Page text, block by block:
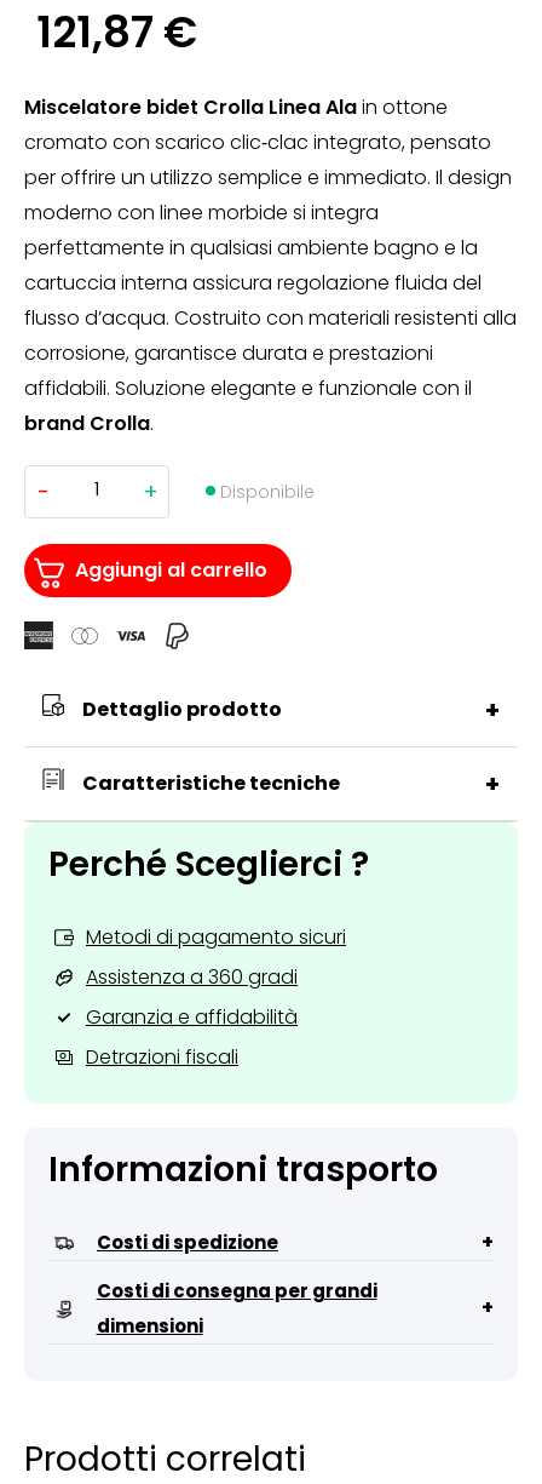
121,87 €
Miscelatore bidet Crolla Linea Alain ottone
cromato con scarico clic‑clac integrato, pensato
per offrire un utilizzo semplice e immediato. Il design
moderno con linee morbide si integra
perfettamente in qualsiasi ambiente bagno e la
cartuccia interna assicura regolazione fluida del
flusso d’acqua. Costruito con materiali resistenti alla
corrosione, garantisce durata e prestazioni
affidabili. Soluzione elegante e funzionale con il
brand Crolla.
-
Miscelatore
Con
Scarico
Clac
Crolla
Ala
quantità
+ Disponibile
Aggiungi al carrello
Dettaglio prodotto +
Caratteristiche tecniche +
Perché Sceglierci ?
Metodi di pagamento sicuri
Assistenza a 360 gradi
Garanzia e affidabilità
Detrazioni fiscali
Informazioni trasporto
Costi di spedizione +
Costi di consegna per grandi
dimensioni
+
Prodotti correlati